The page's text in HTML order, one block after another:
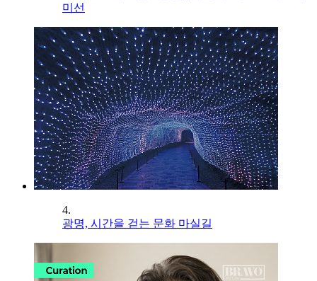
미선
4.
광명, 시간을 걷는 문화 마실길